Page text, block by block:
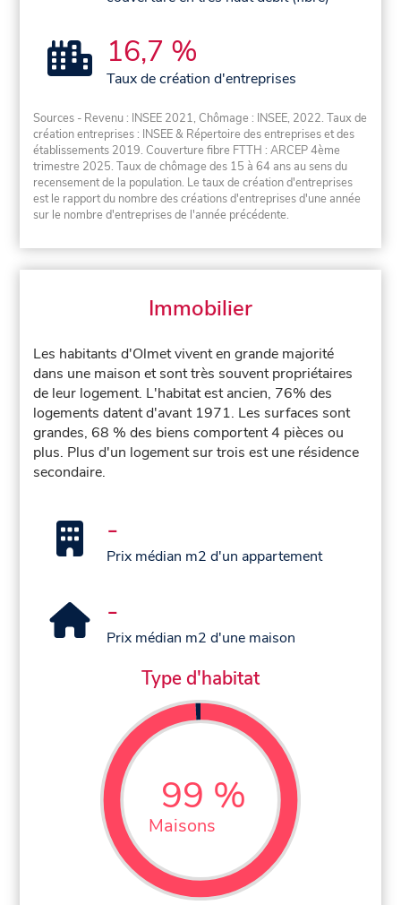
16,7 %
Taux de création d'entreprises
Sources - Revenu : INSEE 2021, Chômage : INSEE, 2022. Taux de
création entreprises : INSEE & Répertoire des entreprises et des
établissements 2019. Couverture fibre FTTH : ARCEP 4ème
trimestre 2025. Taux de chômage des 15 à 64 ans au sens du
recensement de la population. Le taux de création d'entreprises
est le rapport du nombre des créations d'entreprises d'une année
sur le nombre d'entreprises de l'année précédente.
Immobilier
Les habitants d'Olmet vivent en grande majorité
dans une maison et sont très souvent propriétaires
de leur logement. L'habitat est ancien, 76% des
logements datent d'avant 1971. Les surfaces sont
grandes, 68 % des biens comportent 4 pièces ou
plus. Plus d'un logement sur trois est une résidence
secondaire.
-
Prix médian m2 d'un appartement
-
Prix médian m2 d'une maison
Type d'habitat
99 %
Maisons